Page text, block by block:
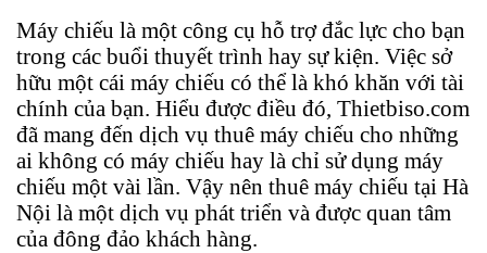
Máy chiếu là một công cụ hỗ trợ đắc lực cho bạn
trong các buổi thuyết trình hay sự kiện. Việc sở
hữu một cái máy chiếu có thể là khó khăn với tài
chính của bạn. Hiểu được điều đó, Thietbiso.com
đã mang đến dịch vụ thuê máy chiếu cho những
ai không có máy chiếu hay là chỉ sử dụng máy
chiếu một vài lần. Vậy nên thuê máy chiếu tại Hà
Nội là một dịch vụ phát triển và được quan tâm
của đông đảo khách hàng.